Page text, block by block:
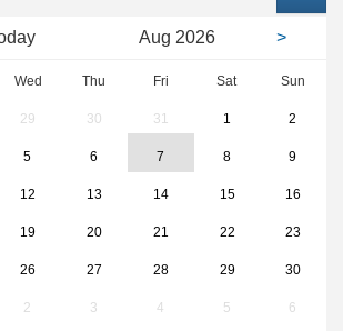
Aug 2026 >
Wed Thu Fri Sat Sun
29 30 31 1 2
5 6 7 8 9
12 13 14 15 16
19 20 21 22 23
26 27 28 29 30
2 3 4 5 6